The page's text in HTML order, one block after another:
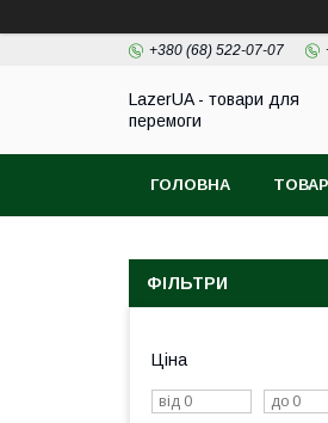
+380 (68) 522-07-07
LazerUA - товари для
перемоги
ГОЛОВНА
ФІЛЬТРИ
Ціна